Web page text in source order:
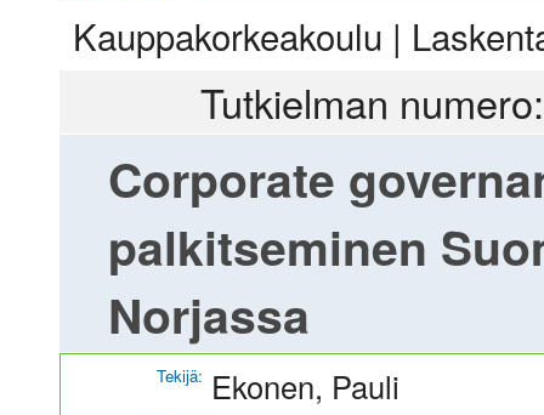
Kauppakorkeakoulu |
Tutkielman
Corporate
palkitseminen
Norjassa
Tekijä: Ekonen, Pauli